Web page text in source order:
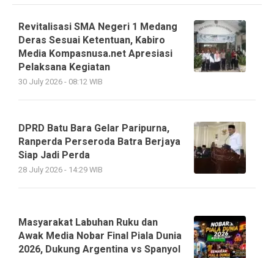
Revitalisasi SMA Negeri 1 Medang
Deras Sesuai Ketentuan, Kabiro
Media Kompasnusa.net Apresiasi
Pelaksana Kegiatan
30 July 2026 - 08:12 WIB
DPRD Batu Bara Gelar Paripurna,
Ranperda Perseroda Batra Berjaya
Siap Jadi Perda
28 July 2026 - 14:29 WIB
Masyarakat Labuhan Ruku dan
Awak Media Nobar Final Piala Dunia
2026, Dukung Argentina vs Spanyol